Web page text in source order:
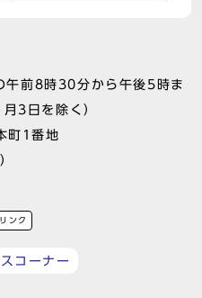
午前8時30分から午後5時ま
3日を除く）
町1番地
ンク
コーナー